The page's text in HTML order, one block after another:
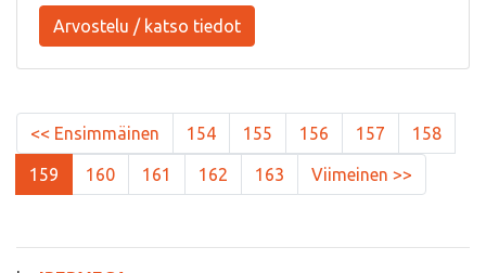
Arvostelu / katso tiedot
<< Ensimmäinen 154 155 156 157 158
159 160 161 162 163 Viimeinen >>